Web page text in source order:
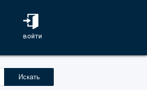
войти
Искать